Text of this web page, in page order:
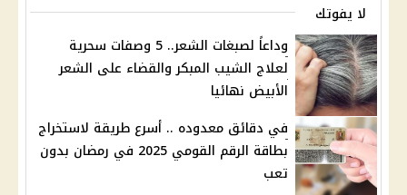
لا يفوتك
وداعاً لصبغات الشعر.. 5 وصفات سحرية
لعلاج الشيب المبكر والقضاء على الشعر
الأبيض نهائيا
في دقائق معدوده .. أسرع طريقة لاستخراج
بطاقة الرقم القومي 2025 في رمضان بدون
تعب